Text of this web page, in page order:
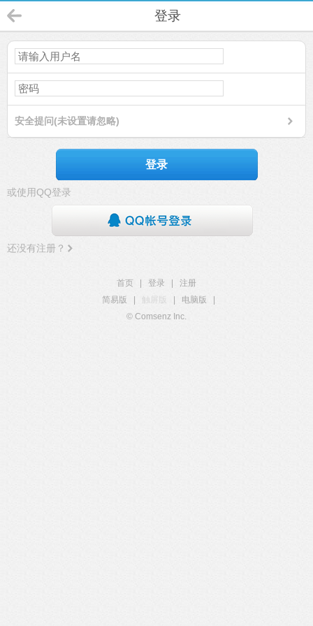
登录
安全提问(未设置请忽略)
登录
或使用QQ登录
还没有注册？
首页 登录
注册
简易版
触屏版 电脑版
© Comsenz Inc.